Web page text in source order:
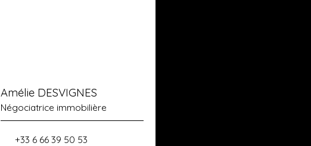
Amélie DESVIGNES
Négociatrice immobilière
+33 6 66 39 50 53